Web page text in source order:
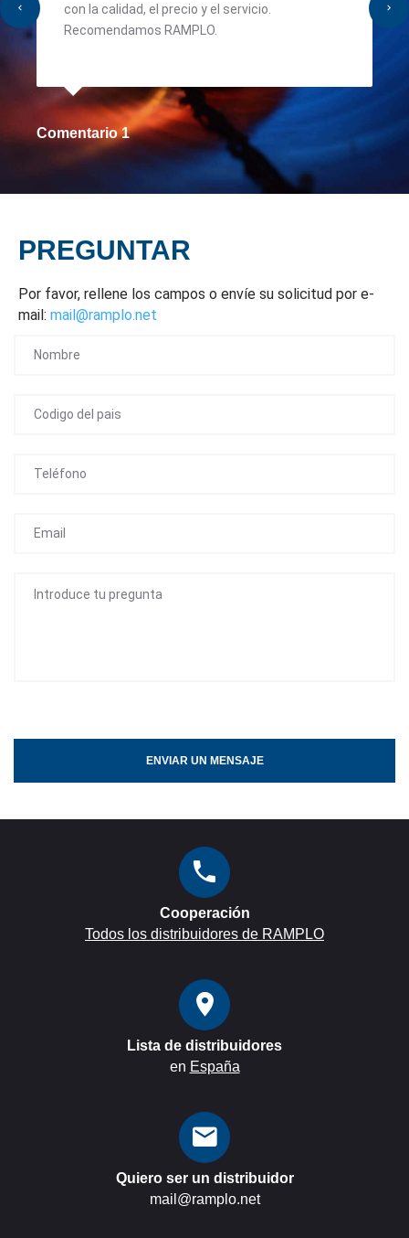
con la calidad, el precio y el servicio.
Recomendamos RAMPLO.
Comentario 1
PREGUNTAR
Por favor, rellene los campos o envíe su solicitud por e-
mail: mail@ramplo.net
ENVIAR UN MENSAJE
Cooperación
Todos los distribuidores de RAMPLO
Lista de distribuidores
en España
Quiero ser un distribuidor
mail@ramplo.net